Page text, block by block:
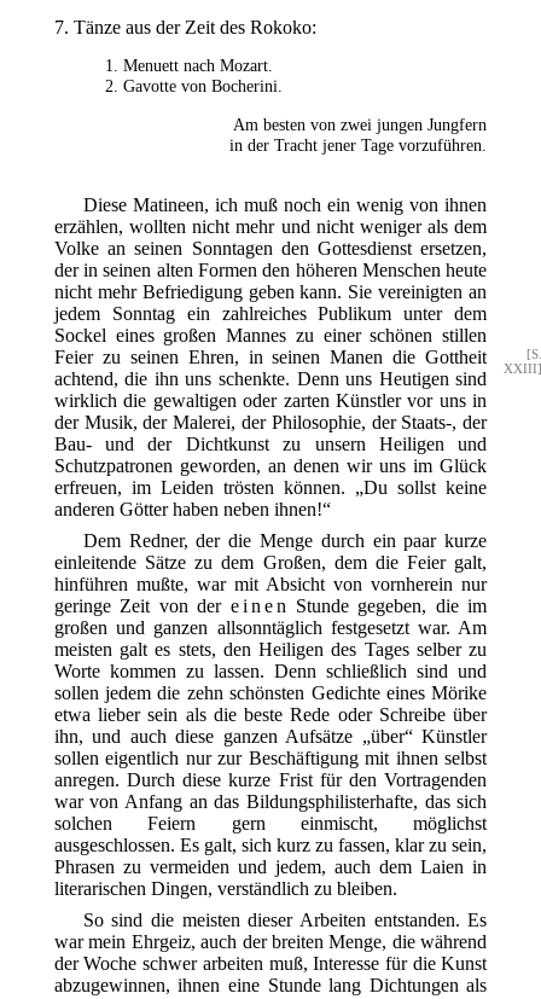
7. Tänze aus der Zeit des Rokoko:
Menuett nach Mozart.
Gavotte von Bocherini.
Am besten von zwei jungen Jungfern
in der Tracht jener Tage vorzuführen.
Diese Matineen, ich muß noch ein wenig von ihnen
erzählen, wollten nicht mehr und nicht weniger als dem
Volke an seinen Sonntagen den Gottesdienst ersetzen,
der in seinen alten Formen den höheren Menschen heute
nicht mehr Befriedigung geben kann. Sie vereinigten an
jedem Sonntag ein zahlreiches Publikum unter dem
Sockel eines großen Mannes zu einer schönen stillen
Feier zu seinen Ehren, in
[S.
XXIII]
seinen Manen die Gottheit
achtend, die ihn uns schenkte. Denn uns Heutigen sind
wirklich die gewaltigen oder zarten Künstler vor uns in
der Musik, der Malerei, der Philosophie, der Staats-, der
Bau- und der Dichtkunst zu unsern Heiligen und
Schutzpatronen geworden, an denen wir uns im Glück
erfreuen, im Leiden trösten können. „Du sollst keine
anderen Götter haben neben ihnen!“
Dem Redner, der die Menge durch ein paar kurze
einleitende Sätze zu dem Großen, dem die Feier galt,
hinführen mußte, war mit Absicht von vornherein nur
geringe Zeit von der einen Stunde gegeben, die im
großen und ganzen allsonntäglich festgesetzt war. Am
meisten galt es stets, den Heiligen des Tages selber zu
Worte kommen zu lassen. Denn schließlich sind und
sollen jedem die zehn schönsten Gedichte eines Mörike
etwa lieber sein als die beste Rede oder Schreibe über
ihn, und auch diese ganzen Aufsätze „über“ Künstler
sollen eigentlich nur zur Beschäftigung mit ihnen selbst
anregen. Durch diese kurze Frist für den Vortragenden
war von Anfang an das Bildungsphilisterhafte, das sich
solchen Feiern gern einmischt, möglichst
ausgeschlossen. Es galt, sich kurz zu fassen, klar zu sein,
Phrasen zu vermeiden und jedem, auch dem Laien in
literarischen Dingen, verständlich zu bleiben.
So sind die meisten dieser Arbeiten entstanden. Es
war mein Ehrgeiz, auch der breiten Menge, die während
der Woche schwer arbeiten muß, Interesse für die Kunst
abzugewinnen, ihnen eine Stunde lang Dichtungen als